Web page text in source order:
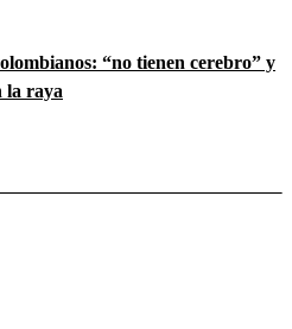
“no tienen cerebro” y
la raya